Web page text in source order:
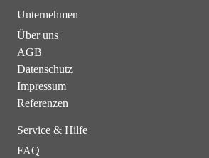
Unternehmen
Über uns
AGB
Datenschutz
Impressum
Referenzen
Service & Hilfe
FAQ